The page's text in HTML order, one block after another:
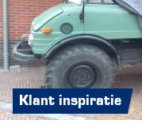
Klant inspiratie